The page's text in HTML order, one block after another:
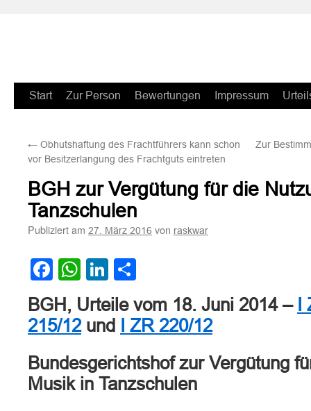
Zum
springen
Start Zur Person Bewertungen Impressum
← Obhutshaftung des Frachtführers kann schon
vor Besitzerlangung des Frachtguts eintreten
Zur
BGH zur Vergütung für die
Tanzschulen
Publiziert am 27. März 2016 von raskwar
Facebook
WhatsApp
LinkedIn
BGH, Urteile vom 18. Juni 2014 –
215/12und
I ZR 220/12
Bundesgerichtshof zur Vergütung
Musik in Tanzschulen